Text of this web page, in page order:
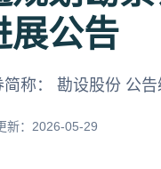
展公告
称： 勘设股份 公
新：2026-05-29